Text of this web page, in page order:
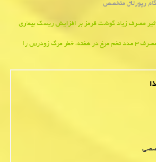
,رپورتاژ,متخصص
مصرف زیاد گوشت قرمز بر افزایش ریسك بیماری
مطالعات نشان می دهد مصرف ۳ عدد تخم مرغ در هفته، خطر مرگ زودرس را